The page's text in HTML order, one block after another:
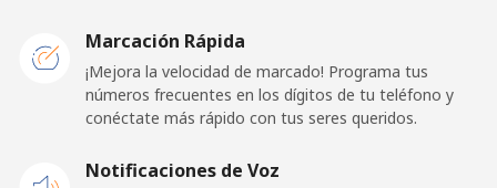
Línea fija ⁦1.5¢⁩ 665 min por ⁦€10⁩
⁦2.3¢⁩ 434 min por ⁦€10⁩
Marcación Rápida
¡Mejora la velocidad de marcado! Programa tus
números frecuentes en los dígitos de tu teléfono y
conéctate más rápido con tus seres queridos.
Notificaciones de Voz